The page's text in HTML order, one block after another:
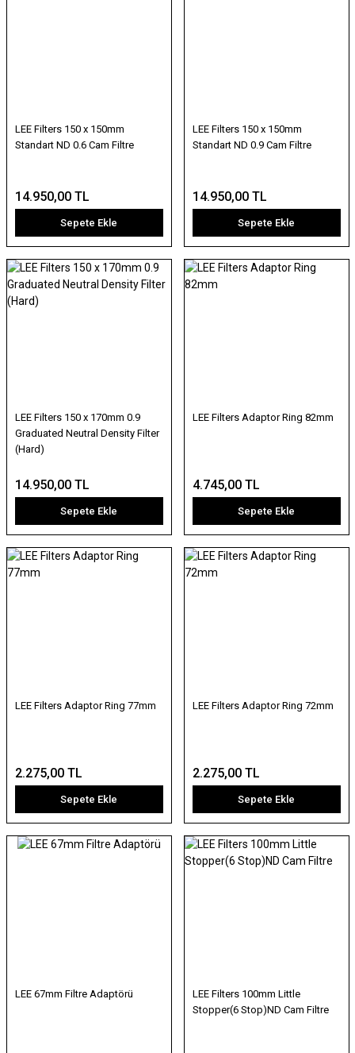
LEE Filters 150 x 150mm
Standart ND 0.6 Cam Filtre
14.950,00 TL
Sepete Ekle
LEE Filters 150 x 150mm
Standart ND 0.9 Cam Filtre
14.950,00 TL
Sepete Ekle
LEE Filters 150 x 170mm 0.9
Graduated Neutral Density Filter
(Hard)
14.950,00 TL
Sepete Ekle
LEE Filters Adaptor Ring 82mm
4.745,00 TL
Sepete Ekle
LEE Filters Adaptor Ring 77mm
2.275,00 TL
Sepete Ekle
LEE Filters Adaptor Ring 72mm
2.275,00 TL
Sepete Ekle
LEE 67mm Filtre Adaptörü
LEE Filters 100mm Little
Stopper(6 Stop)ND Cam Filtre